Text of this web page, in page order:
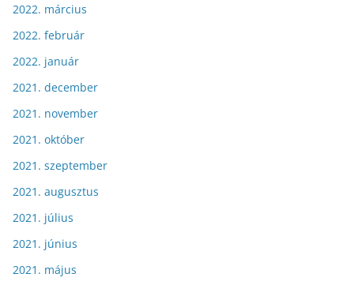
2022. március
2022. február
2022. január
2021. december
2021. november
2021. október
2021. szeptember
2021. augusztus
2021. július
2021. június
2021. május